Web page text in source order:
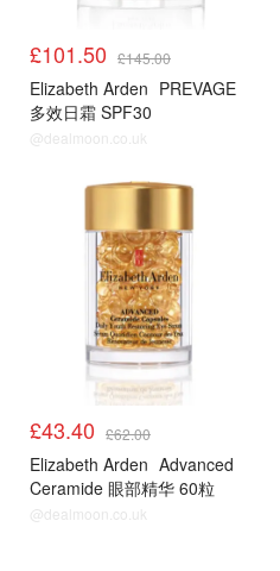
£101.50 £145.00
Elizabeth Arden PREVAGE
多效日霜 SPF30
@dealmoon.co.uk
£43.40 £62.00
Elizabeth Arden Advanced
Ceramide 眼部精华 60粒
@dealmoon.co.uk